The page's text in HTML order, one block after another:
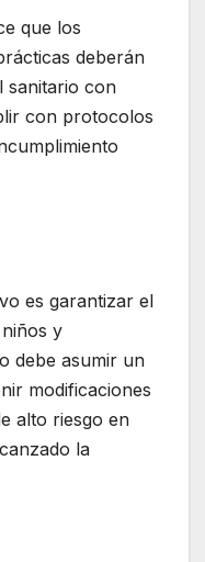
que los
deberán
sanitario con
con protocolos
es garantizar el
y
debe asumir un
modificaciones
alto riesgo en
la